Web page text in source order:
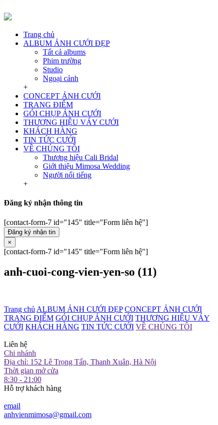
Trang chủ
ALBUM ẢNH CƯỚI ĐẸP
Tất cả albums
Phim trường
Studio
Ngoại cảnh
+
CONCEPT ẢNH CƯỚI
TRANG ĐIỂM
GÓI CHỤP ẢNH CƯỚI
THƯƠNG HIỆU VÁY CƯỚI
KHÁCH HÀNG
TIN TỨC CƯỚI
VỀ CHÚNG TÔI
Thương hiệu Cali Bridal
Giới thiệu Mimosa Wedding
Người nổi tiếng
+
Đăng ký nhận thông tin
[contact-form-7 id="145" title="Form liên hệ"]
Đăng ký nhận tin
×
[contact-form-7 id="145" title="Form liên hệ"]
anh-cuoi-cong-vien-yen-so (11)
Trang chủ ALBUM ẢNH CƯỚI ĐẸP CONCEPT ẢNH CƯỚI
TRANG ĐIỂM GÓI CHỤP ẢNH CƯỚI THƯƠNG HIỆU VÁY
CƯỚI KHÁCH HÀNG TIN TỨC CƯỚI VỀ CHÚNG TÔI
Liên hệ
Chi nhánh
Địa chỉ: 152 Lê Trọng Tấn, Thanh Xuân, Hà Nội
Thời gian mở cửa
8:30 - 21:00
Hỗ trợ khách hàng
email
anhvienmimosa@gmail.com